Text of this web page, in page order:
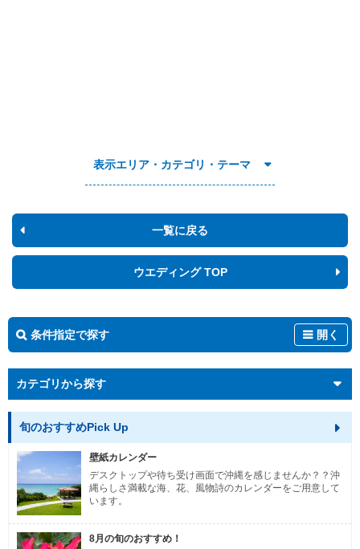
表示エリア・カテゴリ・テーマ
一覧に戻る
ウエディング TOP
条件指定で探す 開く
カテゴリから探す
旬のおすすめPick Up
壁紙カレンダー
デスクトップや待ち受け画面で沖縄を感じませんか？？沖
縄らしさ満載な海、花、風物詩のカレンダーをご用意して
います。
8月の旬のおすすめ！